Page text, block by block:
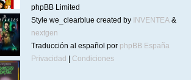
phpBB Limited
Style we_clearblue created by INVENTEA &
nextgen
Traducción al español por phpBB España
Privacidad
Condiciones